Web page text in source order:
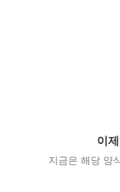
이
지금은 해당 양